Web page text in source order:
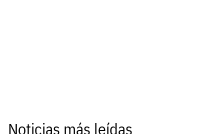
Noticias más leídas